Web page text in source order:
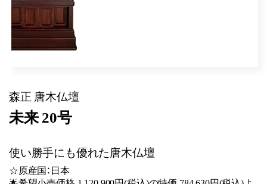
森正 唐木仏壇
未来 20号
使い勝手にも優れた唐木仏壇
☆原産国：日本